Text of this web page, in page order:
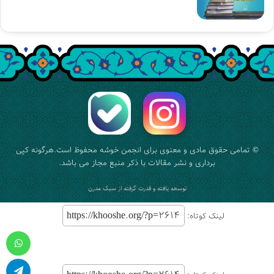
نشر در سراشیبی تندی بوده است و این میان به جای دستگیری از
آن با اعمال تعطیلی ضربه می‌زنند.
چه بسیار کتابفروشی‌هایی که در این دوران جمع شدند و چه
بسیار کتابفروشی‌های بزرگی که کوچک شدند. چراکه فروش
مجازی هم خوب است، اما برای کتاب جوابگو نیست و مخاطب
برای ارتباط گیری و خرید کتاب نیاز به لمس فیزیکی و تورق آن
دارد.»
© تمامی حقوق مادی و معنوی برای انجمن خوشه محفوظ است.هرگونه کپی
برداری و نشر مقالات با ذکر منبع مجاز می باشد.
توسعه یافته و قدرت گرفته ازسبک مدرن
لینک کوتاه:
واتس آپ